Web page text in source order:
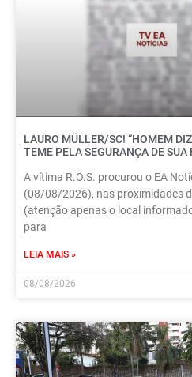
LAURO MÜLLER/SC! “HOMEM
TEME PELA SEGURANÇA DE SUA
A vítima R.O.S. procurou o EA
(08/08/2026), nas proximidades
(atenção apenas o local
para
LEIA MAIS »
08/08/2026